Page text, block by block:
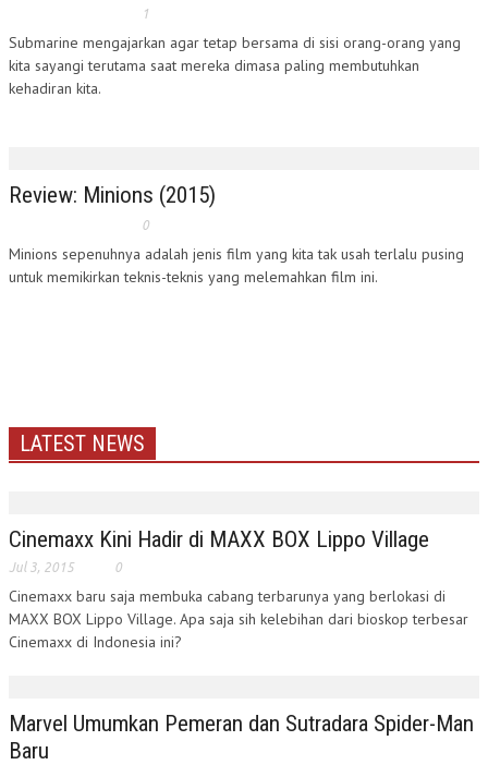
1
Submarine mengajarkan agar tetap bersama di sisi orang-orang yang
kita sayangi terutama saat mereka dimasa paling membutuhkan
kehadiran kita.
Review: Minions (2015)
0
Minions sepenuhnya adalah jenis film yang kita tak usah terlalu pusing
untuk memikirkan teknis-teknis yang melemahkan film ini.
LATEST NEWS
Cinemaxx Kini Hadir di MAXX BOX Lippo Village
Jul 3, 2015 0
Cinemaxx baru saja membuka cabang terbarunya yang berlokasi di
MAXX BOX Lippo Village. Apa saja sih kelebihan dari bioskop terbesar
Cinemaxx di Indonesia ini?
Marvel Umumkan Pemeran dan Sutradara Spider-Man
Baru